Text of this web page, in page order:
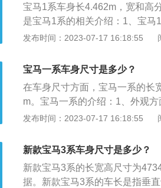
应730Li、740Li以及750Li车型
力。
宝马1系车身长4.462m，宽和高
是宝马1系的相关介绍：1、宝
车。外观方面，这一款车依旧使
备的是1.5T涡轮增压发动机和
三缸发动机，2.0T涡轮增压发动
发布时间：2023-07-17 16:18:55
宝马一系车身尺寸是多少？
在车身尺寸方面，宝马一系的长
m。宝马一系的介绍：1、外观
的经典三段式空气动力学前包围
机的120i车型。其中，118i最大
配6速手自一体变速箱；而120i
匹配8速手自一体变速箱。
发布时间：2023-07-17 16:18:55
新款宝马3系车身尺寸是多少？
新款宝马3系的长宽高尺寸为
据。新款宝马3系的车长是指垂